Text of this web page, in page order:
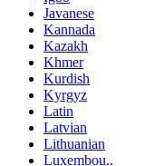
Javanese
Kannada
Kazakh
Khmer
Kurdish
Kyrgyz
Latin
Latvian
Lithuanian
Luxembou..